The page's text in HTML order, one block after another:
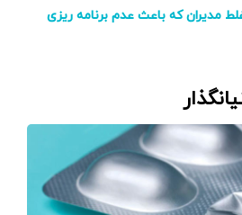
غلط مدیران که باعث عدم برنامه ریزی